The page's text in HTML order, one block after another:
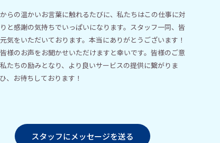
らの温かいお言葉に触れるたびに、私たちはこの仕事に対
と感謝の気持ちでいっぱいになります。スタッフ一同、皆
気をいただいております。本当にありがとうございます！
様のお声をお聞かせいただけますと幸いです。皆様のご意
たちの励みとなり、より良いサービスの提供に繋がりま
、お待ちしております！
スタッフにメッセージを送る